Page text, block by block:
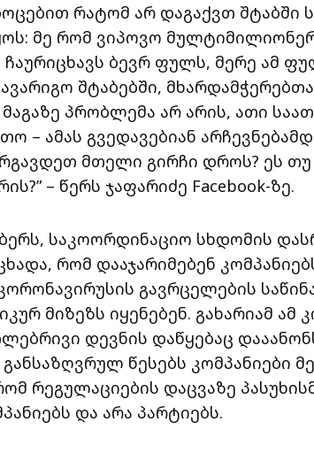
რატომ არ დაგაქვთ
მე რომ ვიპოვო
ბევრ ფულს, მერე ამ
შტაბებში,
პრობლემა არ არის, ათი
– ამას გვედავებიან
მთელი გირჩი დროს? ეს თუ
– წერს ჯაფარიძე Facebook-ზე.
საკოორდინაციო სხდომის
რომ დააჯარიმებენ
გავრცელების
მიზეზს იყენებენ. გახარიამ ამ
დევნის დაწყებაც
წესებს კომპანიები
რეგულაციების დაცვაზე
და არა პარტიებს.